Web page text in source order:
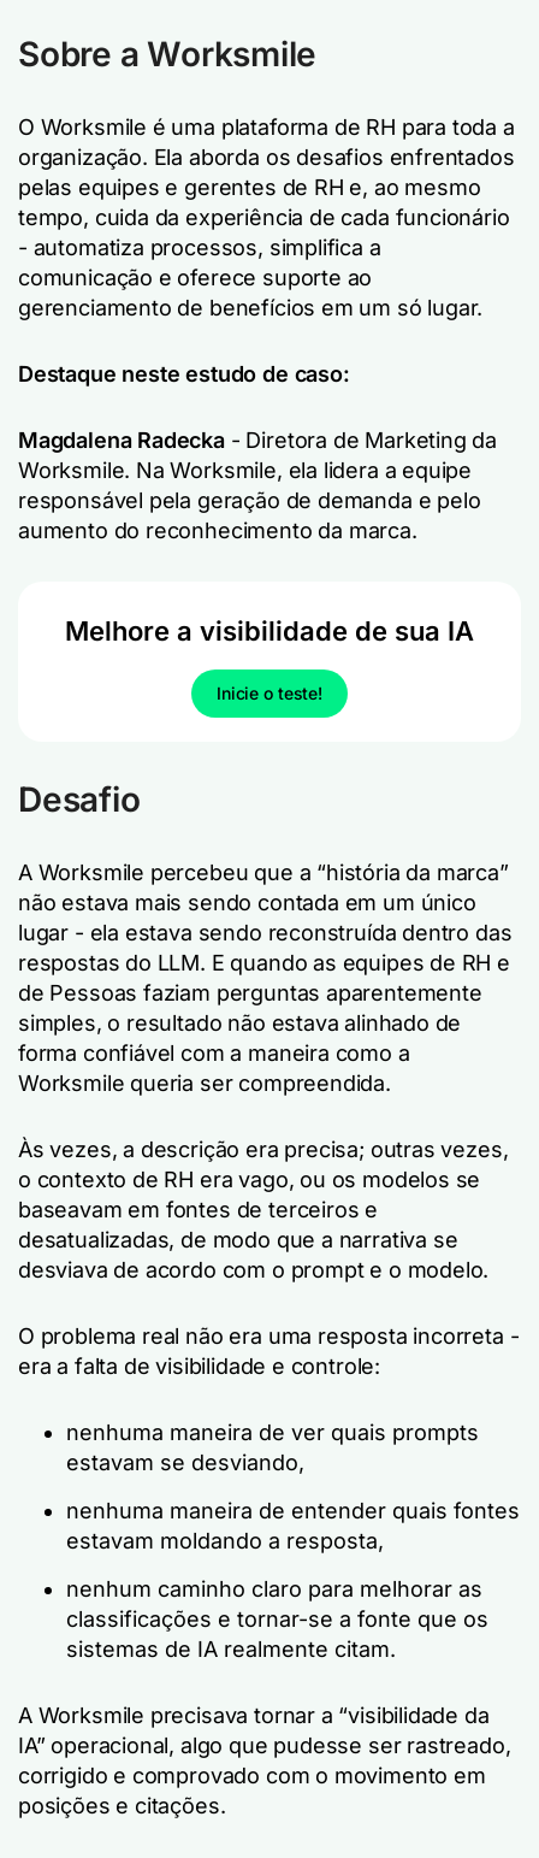
Sobre a Worksmile
O Worksmile é uma plataforma de RH para toda a
organização. Ela aborda os desafios enfrentados
pelas equipes e gerentes de RH e, ao mesmo
tempo, cuida da experiência de cada funcionário
- automatiza processos, simplifica a
comunicação e oferece suporte ao
gerenciamento de benefícios em um só lugar.
Destaque neste estudo de caso:
Magdalena Radecka- Diretora de Marketing da
Worksmile. Na Worksmile, ela lidera a equipe
responsável pela geração de demanda e pelo
aumento do reconhecimento da marca.
Melhore a visibilidade de sua IA
Inicie o teste!
Desafio
A Worksmile percebeu que a “história da marca”
não estava mais sendo contada em um único
lugar - ela estava sendo reconstruída dentro das
respostas do LLM. E quando as equipes de RH e
de Pessoas faziam perguntas aparentemente
simples, o resultado não estava alinhado de
forma confiável com a maneira como a
Worksmile queria ser compreendida.
Às vezes, a descrição era precisa; outras vezes,
o contexto de RH era vago, ou os modelos se
baseavam em fontes de terceiros e
desatualizadas, de modo que a narrativa se
desviava de acordo com o prompt e o modelo.
O problema real não era uma resposta incorreta -
era a falta de visibilidade e controle:
nenhuma maneira de ver quais prompts
estavam se desviando,
nenhuma maneira de entender quais fontes
estavam moldando a resposta,
nenhum caminho claro para melhorar as
classificações e tornar-se a fonte que os
sistemas de IA realmente citam.
A Worksmile precisava tornar a “visibilidade da
IA” operacional, algo que pudesse ser rastreado,
corrigido e comprovado com o movimento em
posições e citações.